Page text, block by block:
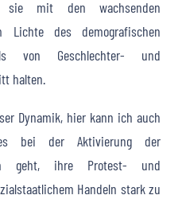
sie mit den wachsenden
Lichte des demografischen
von Geschlechter- und
halten.
Dynamik, hier kann ich auch
bei der Aktivierung der
geht, ihre Protest- und
Handeln stark zu